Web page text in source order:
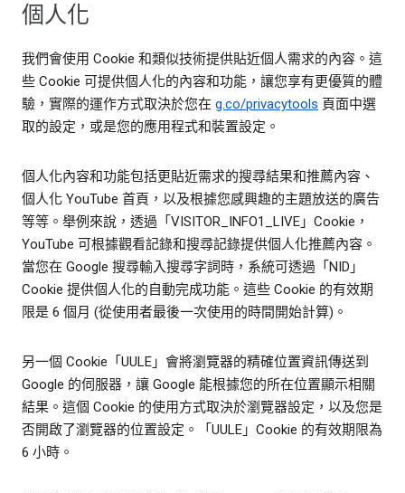
個人化
我們會使用 Cookie 和類似技術提供貼近個人需求的內容。這
些 Cookie 可提供個人化的內容和功能，讓您享有更優質的體
驗，實際的運作方式取決於您在 g.co/privacytools 頁面中選
取的設定，或是您的應用程式和裝置設定。
個人化內容和功能包括更貼近需求的搜尋結果和推薦內容、
個人化 YouTube 首頁，以及根據您感興趣的主題放送的廣告
等等。舉例來說，透過「VISITOR_INFO1_LIVE」Cookie，
YouTube 可根據觀看記錄和搜尋記錄提供個人化推薦內容。
當您在 Google 搜尋輸入搜尋字詞時，系統可透過「NID」
Cookie 提供個人化的自動完成功能。這些 Cookie 的有效期
限是 6 個月 (從使用者最後一次使用的時間開始計算)。
另一個 Cookie「UULE」會將瀏覽器的精確位置資訊傳送到
Google 的伺服器，讓 Google 能根據您的所在位置顯示相關
結果。這個 Cookie 的使用方式取決於瀏覽器設定，以及您是
否開啟了瀏覽器的位置設定。「UULE」Cookie 的有效期限為
6 小時。